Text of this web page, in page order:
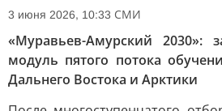
3 июня 2026, 10:33 СМИ
«Муравьев-Амурский 2030»:
модуль пятого потока
Дальнего Востока и Арктики